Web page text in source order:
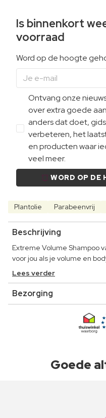
Is binnenkort
voorraad
Word op de hoogte
Ontvang onze
over extra goede
anders dat doet,
verbeteren, het
en producten waar
veel meer.
WORD OP DE
Plantolie Parabeenvrij
Beschrijving
Extreme Volume Shampoo
voor jou als je volume en
Lees verder
Bezorging
Goede